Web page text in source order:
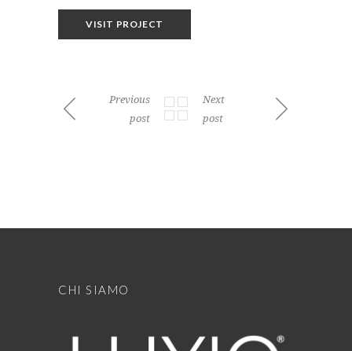
VISIT PROJECT
Previous
post
Next
post
CHI SIAMO